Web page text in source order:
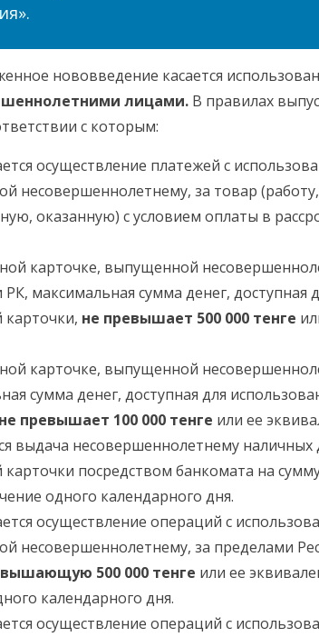
нововведение касается
лицами. В правилах
с которым:
осуществление платежей с
несовершеннолетнему, за товар
оказанную) с условием оплаты в
карточке, выпущенной
максимальная сумма денег, доступная
не превышает 500 000 тенге
карточке, выпущенной
сумма денег, доступная для
не превышает 100 000 тенге или ее
выдача несовершеннолетнему наличных
посредством банкомата на
одного календарного дня.
осуществление операций с
несовершеннолетнему, за пределами
500 000 тенге или ее
календарного дня.
осуществление операций с